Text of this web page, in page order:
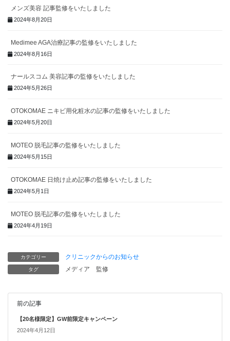
メンズ美容 記事監修をいたしました
2024年8月20日
Medimee AGA治療記事の監修をいたしました
2024年8月16日
ナールスコム 美容記事の監修をいたしました
2024年5月26日
OTOKOMAE ニキビ用化粧水の記事の監修をいたしました
2024年5月20日
MOTEO 脱毛記事の監修をいたしました
2024年5月15日
OTOKOMAE 日焼け止め記事の監修をいたしました
2024年5月1日
MOTEO 脱毛記事の監修をいたしました
2024年4月19日
カテゴリー クリニックからのお知らせ
タグ メディア 監修
前の記事
【20名様限定】GW前限定キャンペーン
2024年4月12日